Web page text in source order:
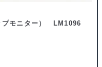
モニター） LM1096